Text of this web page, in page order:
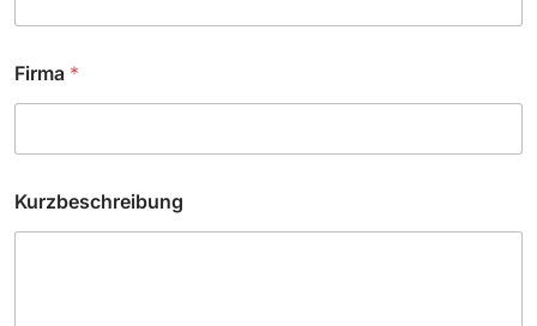
a
m
m
e
*
Firma *
Kurzbeschreibung